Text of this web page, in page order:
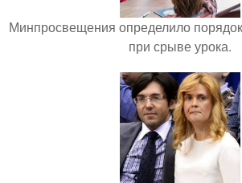
Минпросвещения определило
при срыве урока.